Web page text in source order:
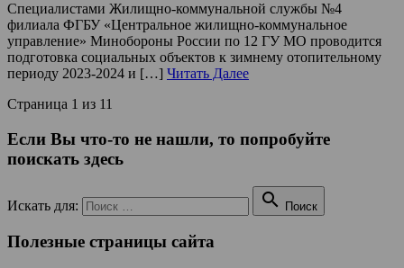
Специалистами Жилищно-коммунальной службы №4
филиала ФГБУ «Центральное жилищно-коммунальное
управление» Минобороны России по 12 ГУ МО проводится
подготовка социальных объектов к зимнему отопительному
периоду 2023-2024 и […] Читать Далее
Страница 1 из 11
Если Вы что-то не нашли, то попробуйте
поискать здесь
Искать для:  Поиск
Полезные страницы сайта